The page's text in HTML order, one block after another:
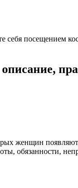
посещением
женщин
обязанности,